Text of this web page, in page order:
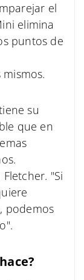
el
elimina
puntos de
su
que en
"Si
podemos